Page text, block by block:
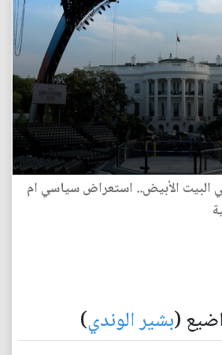
البيت الأبيض.. استعراض سياسي ام
(بشير الوندي)